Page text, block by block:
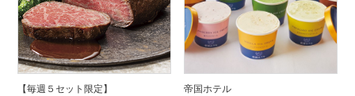
【毎週５セット限定】
帝国ホテル